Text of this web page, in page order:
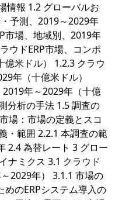
情報 1.2 グローバルお
予測、2019～2029年
市場、地域別、2019年
ウドERP市場、コンポ
米ドル） 1.2.3 クラウ
年（十億米ドル）
2019年～2029年（十億
分析の手法 1.5 調査の
場：市場の定義とスコ
・範囲 2.2.1 本調査の範
2.4 為替レート 3 グロー
ナミクス 3.1 クラウド
2029年） 3.1.1 市場の
のERPシステム導入の